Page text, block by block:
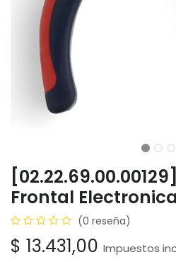
Frontal
(0 reseña)
$ 13.431,00 Impuestos